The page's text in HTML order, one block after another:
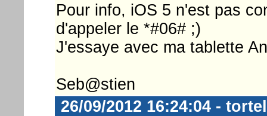
Pour info, iOS 5 n'est pas
d'appeler le *#06# ;)
J'essaye avec ma tablette
Seb@stien
26/09/2012 16:24:04 -